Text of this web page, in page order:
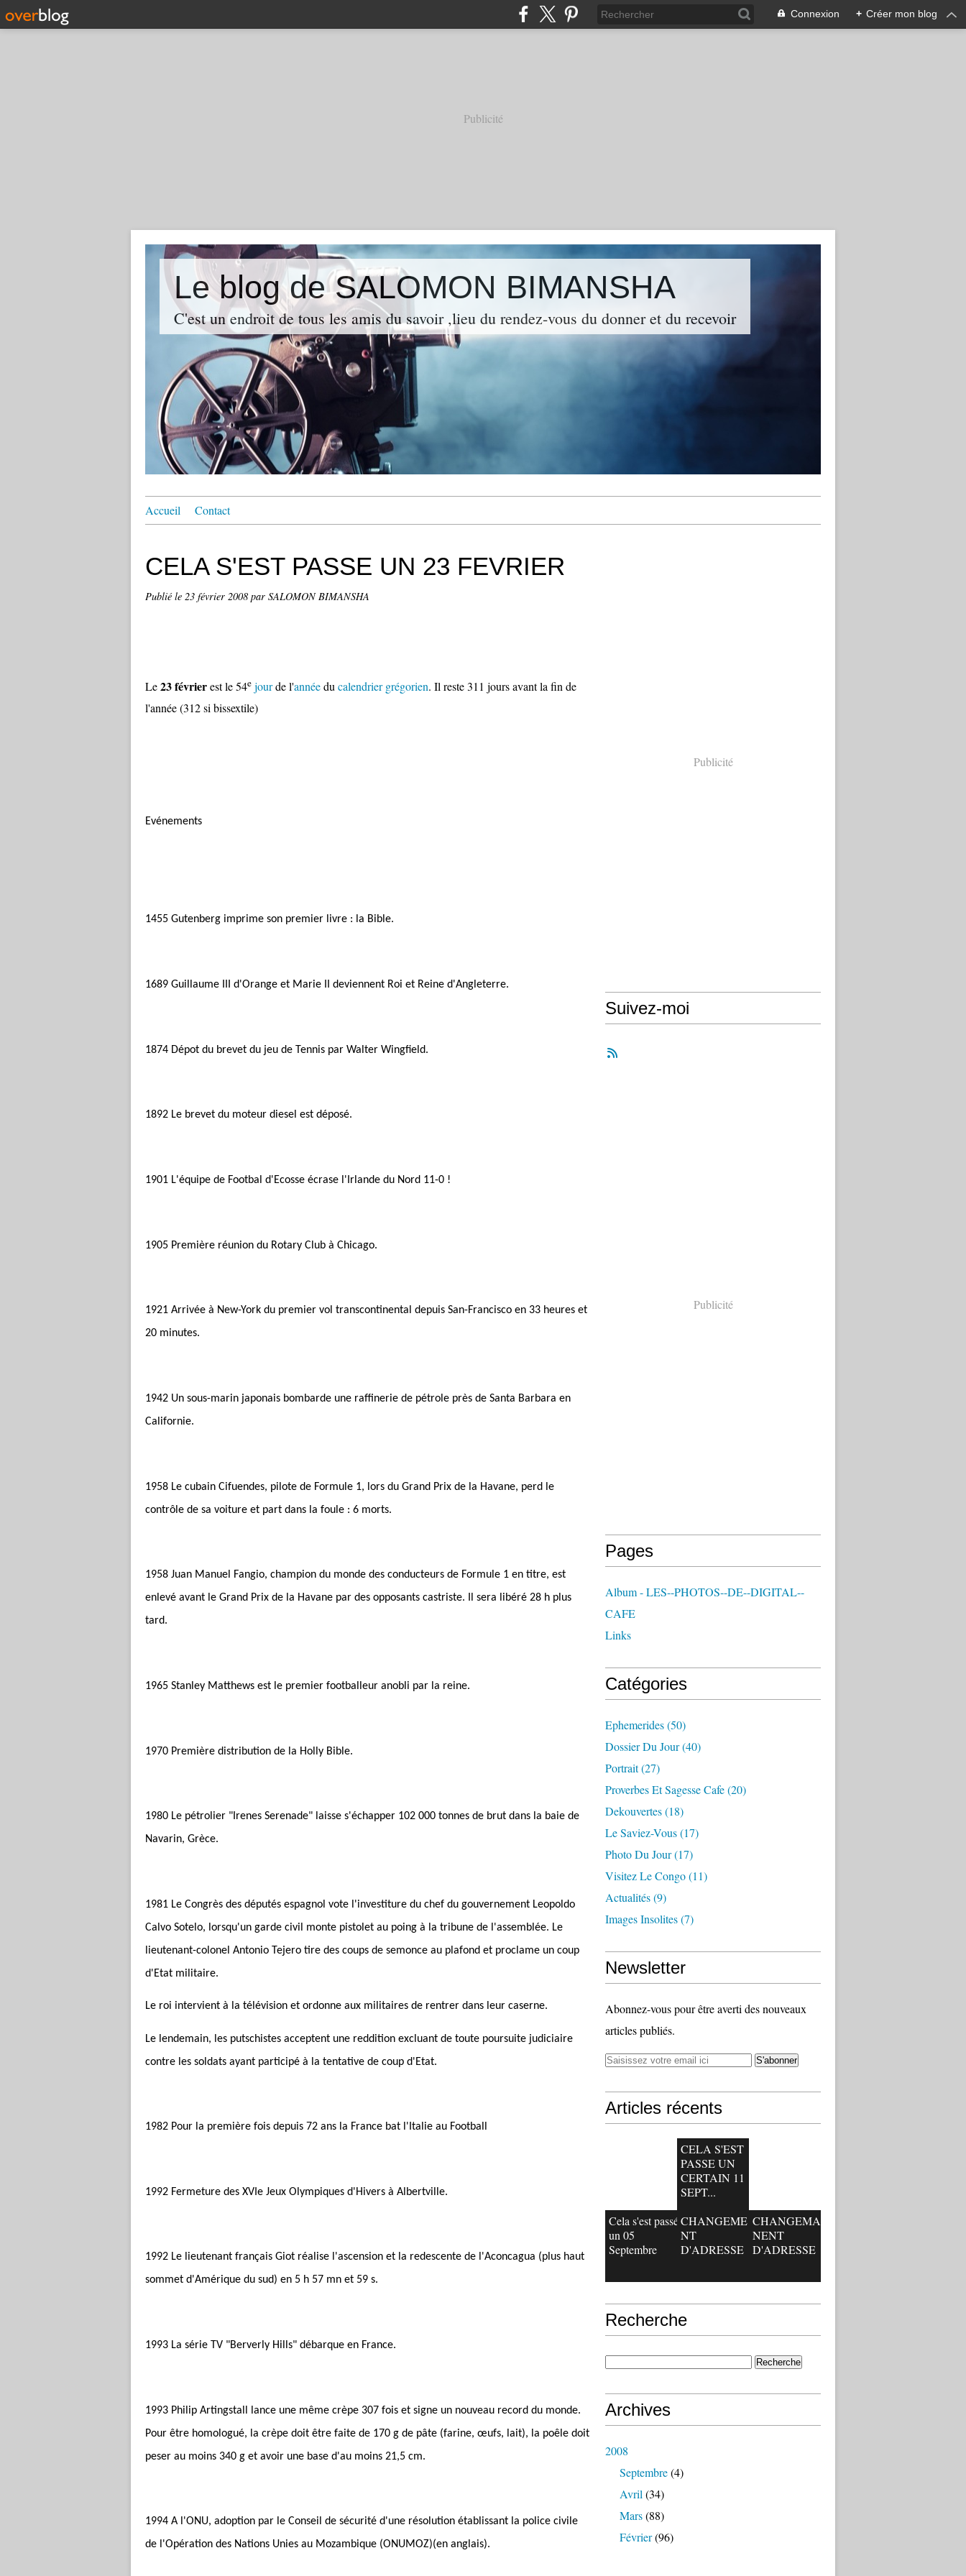
Connexion + Créer mon blog
Publicité
Le blog de SALOMON BIMANSHA
C'est un endroit de tous les amis du savoir ,lieu du rendez-vous du donner et du recevoir
Accueil Contact
CELA S'EST PASSE UN 23 FEVRIER
Publié le 23 février 2008 par SALOMON BIMANSHA
Le23 févrierest le 54e jourde l'annéeducalendrier grégorien. Il reste 311 jours avant la fin de
l'année (312 si bissextile)
Evénements
1455 Gutenberg imprime son premier livre : la Bible.
1689 Guillaume III d'Orange et Marie II deviennent Roi et Reine d'Angleterre.
1874 Dépot du brevet du jeu de Tennis par Walter Wingfield.
1892 Le brevet du moteur diesel est déposé.
1901 L'équipe de Footbal d'Ecosse écrase l'Irlande du Nord 11-0 !
1905 Première réunion du Rotary Club à Chicago.
1921 Arrivée à New-York du premier vol transcontinental depuis San-Francisco en 33 heures et
20 minutes.
1942 Un sous-marin japonais bombarde une raffinerie de pétrole près de Santa Barbara en
Californie.
1958 Le cubain Cifuendes, pilote de Formule 1, lors du Grand Prix de la Havane, perd le
contrôle de sa voiture et part dans la foule : 6 morts.
1958 Juan Manuel Fangio, champion du monde des conducteurs de Formule 1 en titre, est
enlevé avant le Grand Prix de la Havane par des opposants castriste. Il sera libéré 28 h plus
tard.
1965 Stanley Matthews est le premier footballeur anobli par la reine.
1970 Première distribution de la Holly Bible.
1980 Le pétrolier "Irenes Serenade" laisse s'échapper 102 000 tonnes de brut dans la baie de
Navarin, Grèce.
1981 Le Congrès des députés espagnol vote l'investiture du chef du gouvernement Leopoldo
Calvo Sotelo, lorsqu'un garde civil monte pistolet au poing à la tribune de l'assemblée. Le
lieutenant-colonel Antonio Tejero tire des coups de semonce au plafond et proclame un coup
d'Etat militaire.
Le roi intervient à la télévision et ordonne aux militaires de rentrer dans leur caserne.
Le lendemain, les putschistes acceptent une reddition excluant de toute poursuite judiciaire
contre les soldats ayant participé à la tentative de coup d'Etat.
1982 Pour la première fois depuis 72 ans la France bat l'Italie au Football
1992 Fermeture des XVIe Jeux Olympiques d'Hivers à Albertville.
1992 Le lieutenant français Giot réalise l'ascension et la redescente de l'Aconcagua (plus haut
sommet d'Amérique du sud) en 5 h 57 mn et 59 s.
1993 La série TV "Berverly Hills" débarque en France.
1993 Philip Artingstall lance une même crèpe 307 fois et signe un nouveau record du monde.
Pour être homologué, la crèpe doit être faite de 170 g de pâte (farine, œufs, lait), la poêle doit
peser au moins 340 g et avoir une base d'au moins 21,5 cm.
1994 A l'ONU, adoption par le Conseil de sécurité d'une résolution établissant la police civile
de l'Opération des Nations Unies au Mozambique (ONUMOZ)(en anglais).
Publicité
Suivez-moi
Publicité
Pages
Album - LES--PHOTOS--DE--DIGITAL--
CAFE
Links
Catégories
Ephemerides(50)
Dossier Du Jour(40)
Portrait(27)
Proverbes Et Sagesse Cafe(20)
Dekouvertes(18)
Le Saviez-Vous(17)
Photo Du Jour(17)
Visitez Le Congo(11)
Actualités(9)
Images Insolites(7)
Newsletter
Abonnez-vous pour être averti des nouveaux
articles publiés.
Articles récents
CELA S'EST
PASSE UN
CERTAIN 11
SEPT...
Cela s'est passé
un 05
Septembre
CHANGEME
NT
D'ADRESSE
CHANGEMA
NENT
D'ADRESSE
Recherche
Archives
2008
Septembre(4)
Avril (34)
Mars(88)
Février(96)